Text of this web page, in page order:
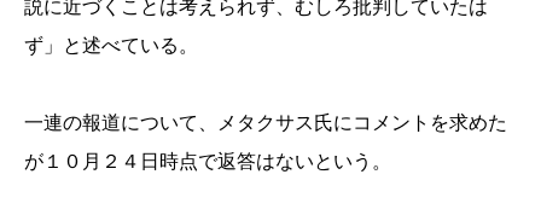
説に近づくことは考えられず、むしろ批判していたは
ず」と述べている。
一連の報道について、メタクサス氏にコメントを求めた
が１０月２４日時点で返答はないという。